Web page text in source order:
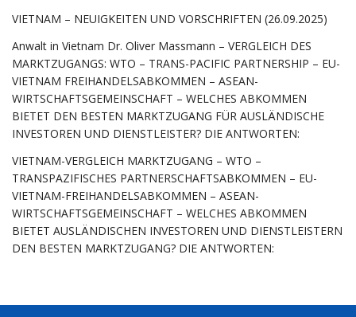
VIETNAM – NEUIGKEITEN UND VORSCHRIFTEN (26.09.2025)
Anwalt in Vietnam Dr. Oliver Massmann – VERGLEICH DES
MARKTZUGANGS: WTO – TRANS-PACIFIC PARTNERSHIP – EU-
VIETNAM FREIHANDELSABKOMMEN – ASEAN-
WIRTSCHAFTSGEMEINSCHAFT – WELCHES ABKOMMEN
BIETET DEN BESTEN MARKTZUGANG FÜR AUSLÄNDISCHE
INVESTOREN UND DIENSTLEISTER? DIE ANTWORTEN:
VIETNAM-VERGLEICH MARKTZUGANG – WTO –
TRANSPAZIFISCHES PARTNERSCHAFTSABKOMMEN – EU-
VIETNAM-FREIHANDELSABKOMMEN – ASEAN-
WIRTSCHAFTSGEMEINSCHAFT – WELCHES ABKOMMEN
BIETET AUSLÄNDISCHEN INVESTOREN UND DIENSTLEISTERN
DEN BESTEN MARKTZUGANG? DIE ANTWORTEN: